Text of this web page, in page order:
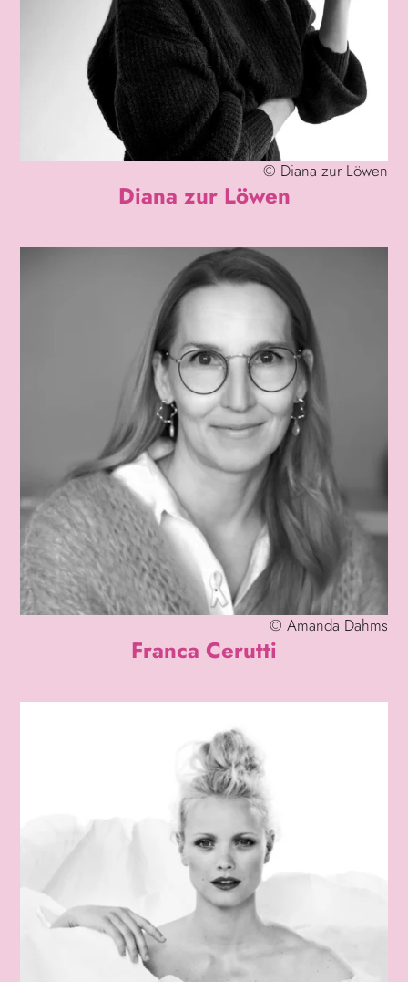
© Diana zur Löwen
Diana zur Löwen
© Amanda Dahms
Franca Cerutti